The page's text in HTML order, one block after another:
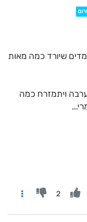
שיורד כמה מאות
ויתמזרח כמה
2